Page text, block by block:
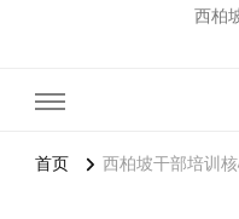
西柏
首页 西柏坡干部培训